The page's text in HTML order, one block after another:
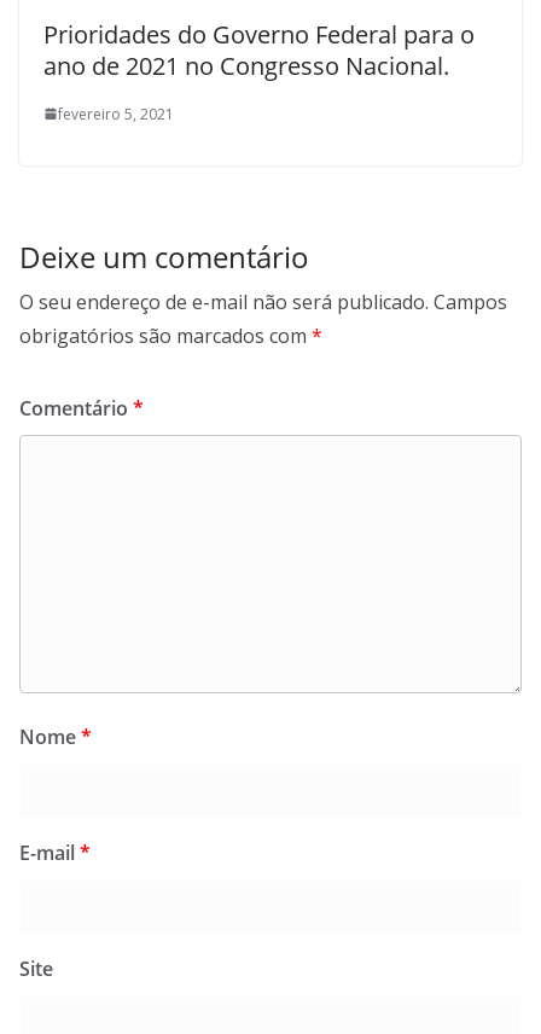
Prioridades do Governo Federal para o
ano de 2021 no Congresso Nacional.
fevereiro 5, 2021
Deixe um comentário
O seu endereço de e-mail não será publicado. Campos
obrigatórios são marcados com *
Comentário *
Nome*
E-mail*
Site